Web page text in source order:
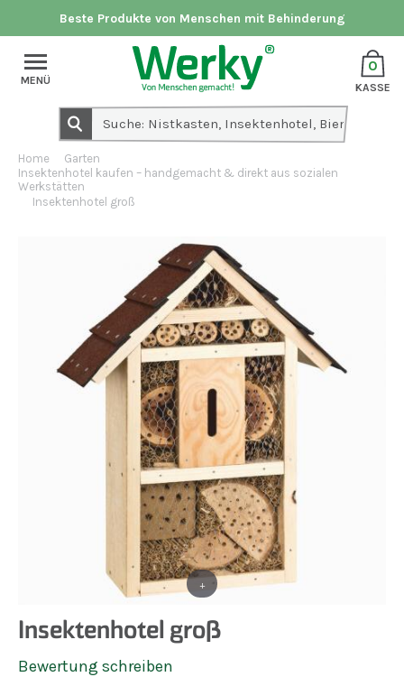
Beste Produkte von Menschen mit Behinderung
0
KASSE
MENÜ
Home
Garten
Insektenhotel kaufen – handgemacht & direkt aus sozialen
Werkstätten
Insektenhotel groß
+
Insektenhotel groß
Bewertung schreiben